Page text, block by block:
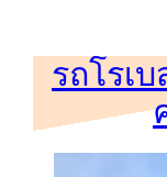
รถโรเ